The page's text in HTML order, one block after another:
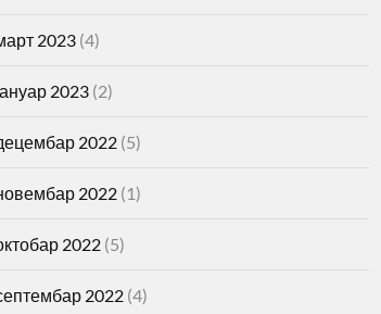
2023(4)
2023(2)
2022(5)
2022(1)
2022(5)
2022(4)